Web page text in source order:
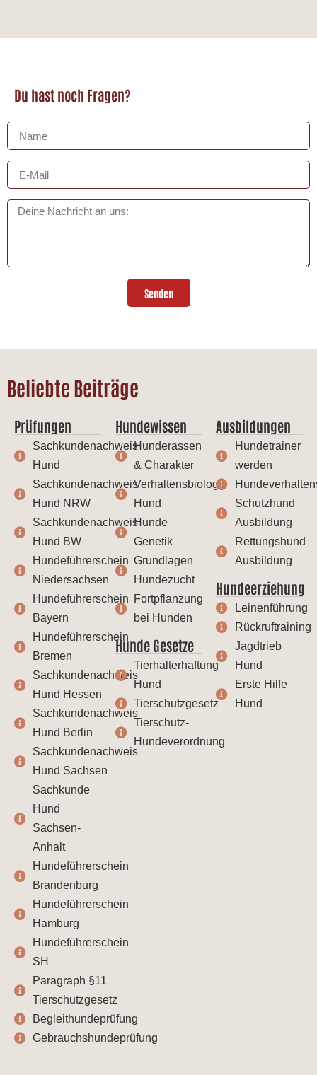
Du hast noch Fragen?
Senden
Beliebte Beiträge
Prüfungen
Sachkundenachweis
Hund
Sachkundenachweis
Hund NRW
Sachkundenachweis
Hund BW
Hundeführerschein
Niedersachsen
Hundeführerschein
Bayern
Hundeführerschein
Bremen
Sachkundenachweis
Hund Hessen
Sachkundenachweis
Hund Berlin
Sachkundenachweis
Hund Sachsen
Sachkunde
Hund
Sachsen-
Anhalt
Hundeführerschein
Brandenburg
Hundeführerschein
Hamburg
Hundeführerschein
SH
Paragraph §11
Tierschutzgesetz
Begleithundeprüfung
Gebrauchshundeprüfung
Hundewissen
Hunderassen
& Charakter
Verhaltensbiologie
Hund
Hunde
Genetik
Grundlagen
Hundezucht
Fortpflanzung
bei Hunden
Hunde Gesetze
Tierhalterhaftung
Hund
Tierschutzgesetz
Tierschutz-
Hundeverordnung
Ausbildungen
Hundetrainer
werden
Schutzhund
Ausbildung
Rettungshund
Ausbildung
Hundeerziehung
Leinenführung
Rückruftraining
Jagdtrieb
Hund
Erste Hilfe
Hund